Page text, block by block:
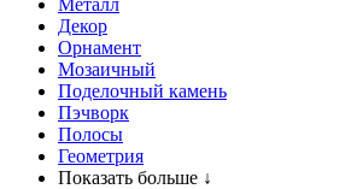
Металл
Декор
Орнамент
Мозаичный
Поделочный камень
Пэчворк
Полосы
Геометрия
Показать больше ↓